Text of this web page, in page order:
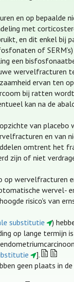
en op bepaalde
met
en dit enkel bij
of
een
wervelfracturen
ervan ten
bij ratten
kan na de
van placebo
en van
omtrent het
zijn of niet
wervelfracturen
wervel-
risico's van
substitutie
)
op lange termijn
].
geen plaats in